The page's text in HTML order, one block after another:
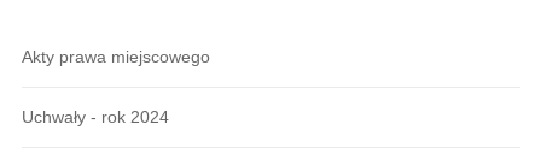
Akty prawa miejscowego
Uchwały - rok 2024